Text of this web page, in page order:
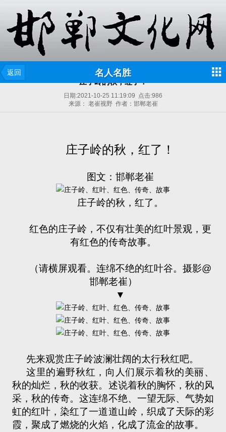
返回 名人名胜
庄子岭的秋，红了！
日期:2021-10-25 11:19:09 点击:986
来源： 老崔视野 作者：邯郸老崔
庄子岭的秋，红了！
图文：邯郸老崔
庄子岭的秋，红了。
红色的庄子岭，不仅有壮美的红叶景观，更
有红色的传奇故事。
（请横屏观看。连绵不绝的红叶谷。摄影@
邯郸老崔）
▼
先来观赏庄子岭波澜壮阔的太行秋红吧。
这里的遍野秋红，向人们展示着秋的美丽、
秋的灿烂，秋的收获。述说着秋的胸怀，秋的风
采，秋的传奇。这连绵不绝、一望无际、气势如
虹的红叶，染红了一道道山岭，织成了天际的彩
霞，聚成了燃烧的火焰，化成了流金的故事。